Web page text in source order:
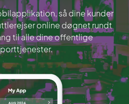
så dine kunder
online døgnet rundt
til alle dine offentlige